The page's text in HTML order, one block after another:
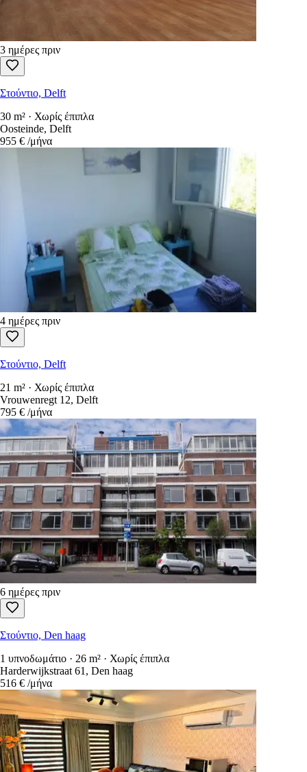
3 ημέρες πριν
Στούντιο, Delft
30 m² · Χωρίς έπιπλα
Oosteinde, Delft
955 € /μήνα
4 ημέρες πριν
Στούντιο, Delft
21 m² · Χωρίς έπιπλα
Vrouwenregt 12, Delft
795 € /μήνα
6 ημέρες πριν
Στούντιο, Den haag
1 υπνοδωμάτιο · 26 m² · Χωρίς έπιπλα
Harderwijkstraat 61, Den haag
516 € /μήνα